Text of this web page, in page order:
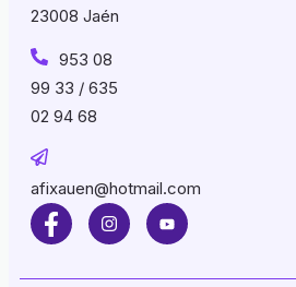
23008 Jaén
953 08
99 33 / 635
02 94 68
afixauen@hotmail.com